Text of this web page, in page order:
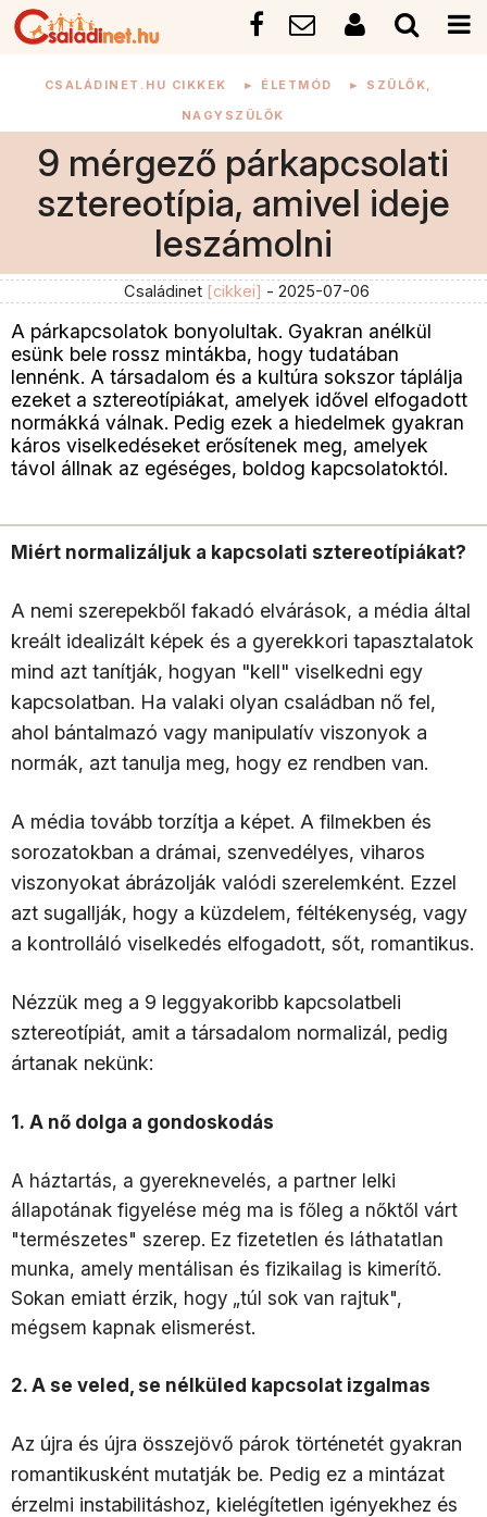
CSALÁDINET.HU CIKKEK ► ÉLETMÓD ► SZÜLŐK,
NAGYSZÜLŐK
9 mérgező párkapcsolati
sztereotípia, amivel ideje
leszámolni
Családinet [cikkei] - 2025-07-06
A párkapcsolatok bonyolultak. Gyakran anélkül
esünk bele rossz mintákba, hogy tudatában
lennénk. A társadalom és a kultúra sokszor táplálja
ezeket a sztereotípiákat, amelyek idővel elfogadott
normákká válnak. Pedig ezek a hiedelmek gyakran
káros viselkedéseket erősítenek meg, amelyek
távol állnak az egéséges, boldog kapcsolatoktól.
Miért normalizáljuk a kapcsolati sztereotípiákat?
A nemi szerepekből fakadó elvárások, a média által
kreált idealizált képek és a gyerekkori tapasztalatok
mind azt tanítják, hogyan "kell" viselkedni egy
kapcsolatban. Ha valaki olyan családban nő fel,
ahol bántalmazó vagy manipulatív viszonyok a
normák, azt tanulja meg, hogy ez rendben van.
A média tovább torzítja a képet. A filmekben és
sorozatokban a drámai, szenvedélyes, viharos
viszonyokat ábrázolják valódi szerelemként. Ezzel
azt sugallják, hogy a küzdelem, féltékenység, vagy
a kontrolláló viselkedés elfogadott, sőt, romantikus.
Nézzük meg a 9 leggyakoribb kapcsolatbeli
sztereotípiát, amit a társadalom normalizál, pedig
ártanak nekünk:
1. A nő dolga a gondoskodás
A háztartás, a gyereknevelés, a partner lelki
állapotának figyelése még ma is főleg a nőktől várt
"természetes" szerep. Ez fizetetlen és láthatatlan
munka, amely mentálisan és fizikailag is kimerítő.
Sokan emiatt érzik, hogy „túl sok van rajtuk",
mégsem kapnak elismerést.
2. A se veled, se nélküled kapcsolat izgalmas
Az újra és újra összejövő párok történetét gyakran
romantikusként mutatják be. Pedig ez a mintázat
érzelmi instabilitáshoz, kielégítetlen igényekhez és